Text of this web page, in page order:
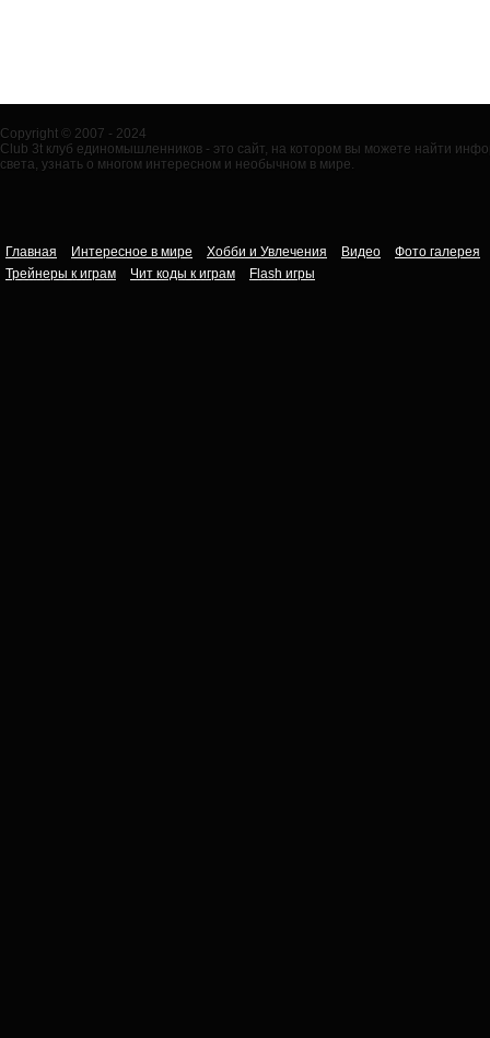
Copyright © 2007 - 2024
Club 3t клуб единомышленников - это сайт, на котором вы можете найти
света, узнать о многом интересном и необычном в мире.
Главная Интересное в мире Хобби и Увлечения Видео
Фото галерея
Трейнеры к играм
Чит коды к играм Flash игры